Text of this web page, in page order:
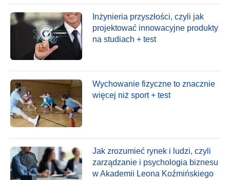
Inżynieria przyszłości, czyli jak
projektować innowacyjne produkty
na studiach + test
Wychowanie fizyczne to znacznie
więcej niż sport + test
Jak zrozumieć rynek i ludzi, czyli
zarządzanie i psychologia biznesu
w Akademii Leona Koźmińskiego